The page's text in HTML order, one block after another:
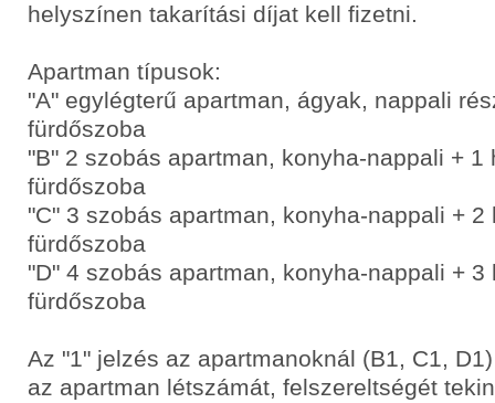
helyszínen takarítási díjat kell fizetni.
Apartman típusok:
"A" egylégterű apartman, ágyak, nappali
fürdőszoba
"B" 2 szobás apartman, konyha-nappali + 1
fürdőszoba
"C" 3 szobás apartman, konyha-nappali + 2
fürdőszoba
"D" 4 szobás apartman, konyha-nappali + 3
fürdőszoba
Az "1" jelzés az apartmanoknál (B1, C1,
az apartman létszámát, felszereltségét